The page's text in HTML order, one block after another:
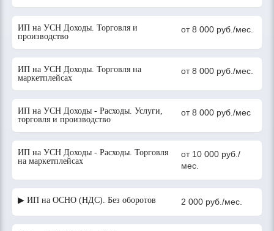
ИП на УСН Доходы. Торговля и
производство
от 8 000 руб./мес.
ИП на УСН Доходы. Торговля на
маркетплейсах
от 8 000 руб./мес.
ИП на УСН Доходы - Расходы. Услуги,
торговля и производство
от 8 000 руб./мес
ИП на УСН Доходы - Расходы. Торговля
на маркетплейсах
от 10 000 руб./
мес.
▶ ИП на ОСНО (НДС). Без оборотов 2 000 руб./мес.